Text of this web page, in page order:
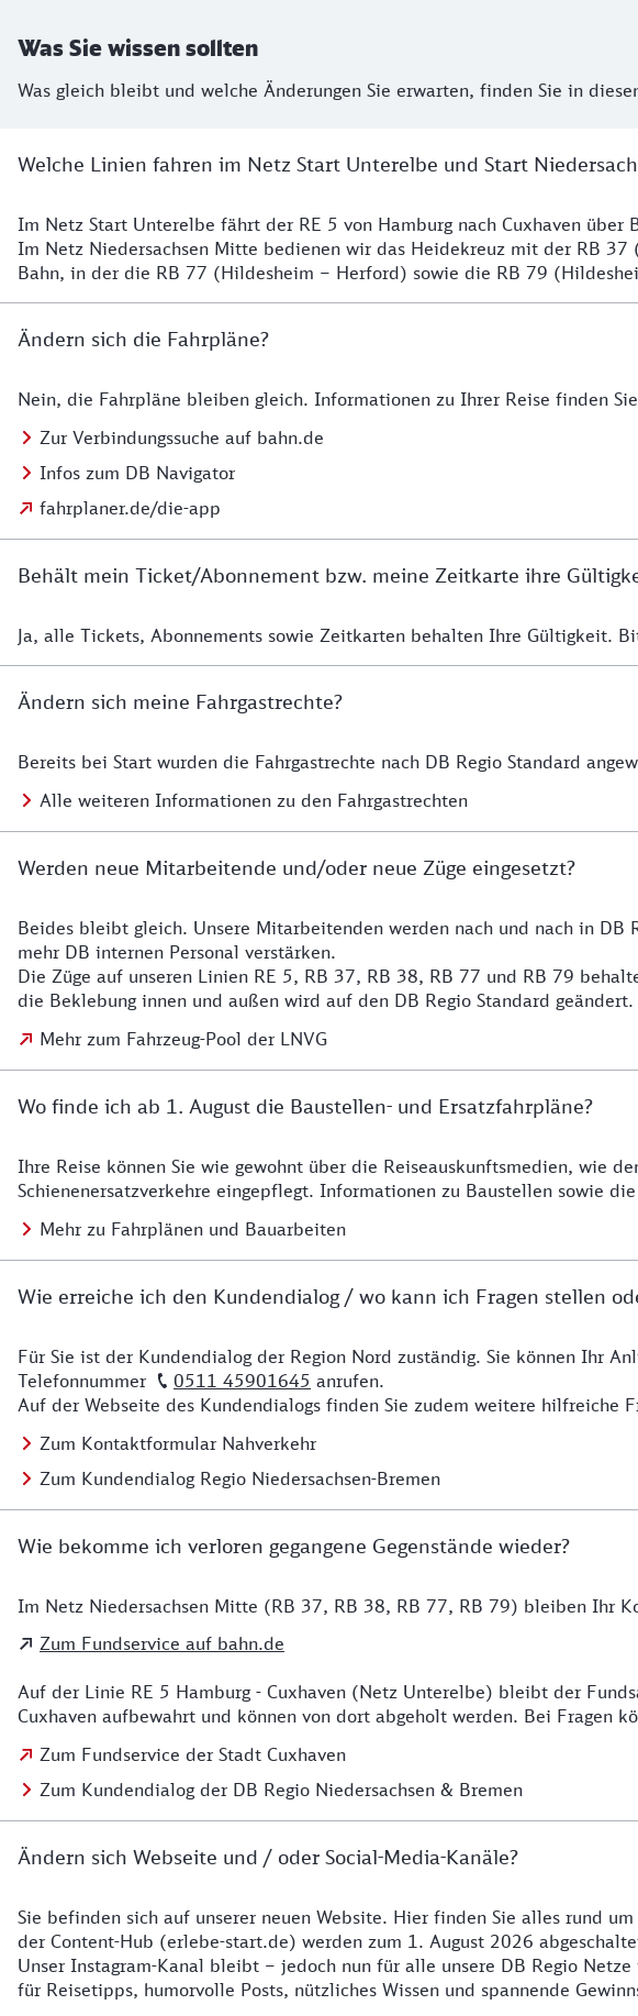
Was Sie wissen sollten
Was gleich bleibt und welche Änderungen Sie erwarten, finden Sie in
Welche Linien fahren im Netz Start Unterelbe und Start
Details
Im Netz Start Unterelbe fährt der RE 5 von Hamburg nach Cuxhaven über
Im Netz Niedersachsen Mitte bedienen wir das Heidekreuz mit der RB
Bahn, in der die RB 77 (Hildesheim – Herford) sowie die RB 79
Ändern sich die Fahrpläne?
Details zu den Fahrplänen
Nein, die Fahrpläne bleiben gleich. Informationen zu Ihrer Reise finden
Zur Verbindungssuche auf bahn.de
Infos zum DB Navigator
fahrplaner.de/die-app
Behält mein Ticket/Abonnement bzw. meine Zeitkarte ihre
Details zur Zeitkarte
Ja, alle Tickets, Abonnements sowie Zeitkarten behalten Ihre Gültigkeit.
Ändern sich meine Fahrgastrechte?
Details zu Fahrgastrechten
Bereits bei Start wurden die Fahrgastrechte nach DB Regio Standard
Alle weiteren Informationen zu den Fahrgastrechten
Werden neue Mitarbeitende und/oder neue Züge eingesetzt?
Details zu den Mitarbeitenden
Beides bleibt gleich. Unsere Mitarbeitenden werden nach und nach in
mehr DB internen Personal verstärken.
Die Züge auf unseren Linien RE 5, RB 37, RB 38, RB 77 und RB 79
die Beklebung innen und außen wird auf den DB Regio Standard geändert.
Mehr zum Fahrzeug-Pool der LNVG
Wo finde ich ab 1. August die Baustellen- und Ersatzfahrpläne?
Details zu Baustelle
Ihre Reise können Sie wie gewohnt über die Reiseauskunftsmedien, wie
Schienenersatzverkehre eingepflegt. Informationen zu Baustellen sowie
Mehr zu Fahrplänen und Bauarbeiten
Wie erreiche ich den Kundendialog / wo kann ich Fragen stellen
Details zu Kontakt
Für Sie ist der Kundendialog der Region Nord zuständig. Sie können Ihr
Telefonnummer
0511 45901645 anrufen.
Auf der Webseite des Kundendialogs finden Sie zudem weitere hilfreiche
Zum Kontaktformular Nahverkehr
Zum Kundendialog Regio Niedersachsen-Bremen
Wie bekomme ich verloren gegangene Gegenstände wieder?
Details zu Kontakt
Im Netz Niedersachsen Mitte (RB 37, RB 38, RB 77, RB 79) bleiben Ihr
Zum Fundservice auf bahn.de
Auf der Linie RE 5 Hamburg - Cuxhaven (Netz Unterelbe) bleibt der
Cuxhaven aufbewahrt und können von dort abgeholt werden. Bei Fragen
Zum Fundservice der Stadt Cuxhaven
Zum Kundendialog der DB Regio Niedersachsen & Bremen
Ändern sich Webseite und / oder Social-Media-Kanäle?
Details zur Website
Sie befinden sich auf unserer neuen Website. Hier finden Sie alles rund
der Content-Hub (erlebe-start.de) werden zum 1. August 2026
Unser Instagram-Kanal bleibt – jedoch nun für alle unsere DB Regio
für Reisetipps, humorvolle Posts, nützliches Wissen und spannende